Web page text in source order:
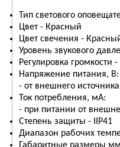
Тип светового
Цвет - Красный
Цвет свечения -
Уровень звукового
Регулировка громкости -
Напряжение питания, B:
- от внешнего
Ток потребления, мА:
- при питании от
Степень защиты - IIP41
Диапазон рабочих